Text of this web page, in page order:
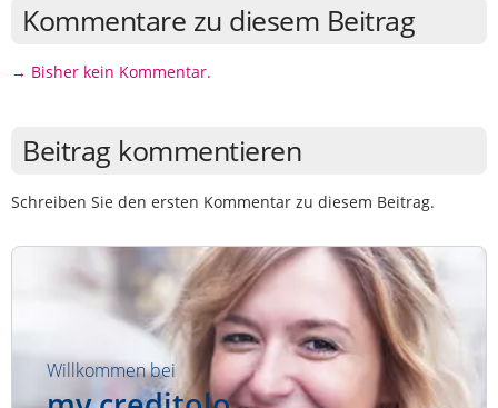
Kommentare zu diesem Beitrag
→ Bisher kein Kommentar.
Beitrag kommentieren
Schreiben Sie den ersten Kommentar zu diesem Beitrag.
Willkommen bei